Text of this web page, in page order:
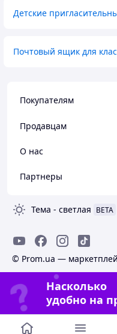
Детские
Почтовый ящик для
Покупателям
Продавцам
О нас
Партнеры
Тема - светлая BETA
© Prom.ua —
Насколько
удобно на